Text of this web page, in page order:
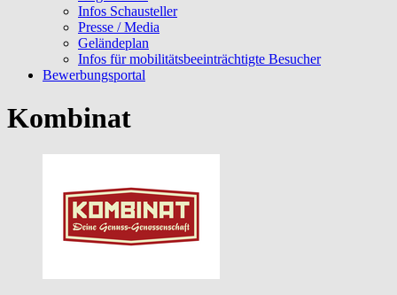
Infos Schausteller
Presse / Media
Geländeplan
Infos für mobilitätsbeeinträchtigte Besucher
Bewerbungsportal
Kombinat